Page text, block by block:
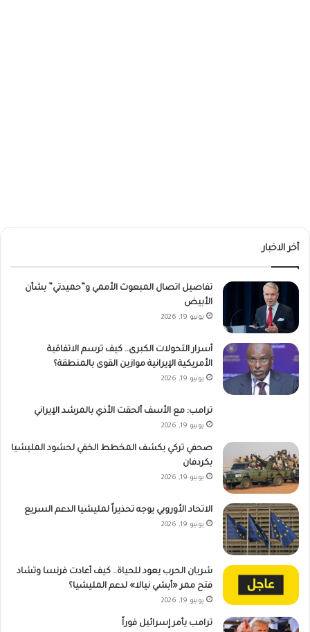
أخر الاخبار
تفاصيل اتصال المبعوث الأممي و”حميدتي” بشأن
الأبيض
يونيو 19, 2026
أسرار التحولات الكبرى.. كيف ترسم الاتفاقية
الأمريكية الإيرانية موازين القوى بالمنطقة؟
يونيو 19, 2026
ترامب: مع الأسف ألحقت الأذي بالمرشد الإيراني
يونيو 19, 2026
صحفي تركي يكشف المخطط الخفي لحشود المليشيا
بكردفان
يونيو 19, 2026
الاتحاد الأوروبي يوجه تحذيراً لمليشيا الدعم السريع
يونيو 19, 2026
شريان الحرب يعود للحياة.. كيف أعادت فرنسا وتشاد
فتح ممر «أبشي نيالا» لدعم المليشيا؟
يونيو 19, 2026
ترامب يأمر إسرائيل فوراً